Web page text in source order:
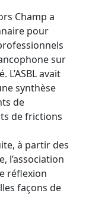
Champ a
pour
sur
avait
synthèse
de
de frictions
à partir des
l’association
réflexion
façons de